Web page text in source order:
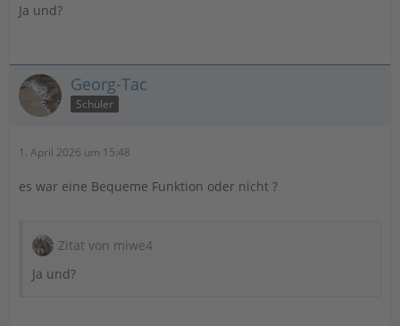
Ja und?
Georg-Tac
Schüler
1. April 2026 um 15:48
es war eine Bequeme Funktion oder nicht ?
Zitat von miwe4
Ja und?